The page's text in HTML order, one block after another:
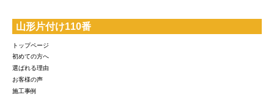
山形片付け110番
トップページ
初めての方へ
選ばれる理由
お客様の声
施工事例